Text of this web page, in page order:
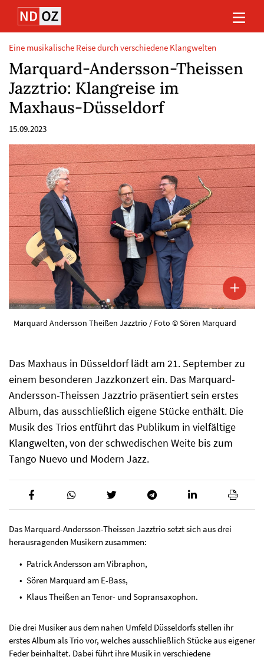
Direkt
Inhalt
(Eingabetaste)
Direkt
Hauptmenu
(Eingabetaste)
Direkt
Suche
(Eingabetaste)
Direkt
Footer
(Eingabetaste)
Eine musikalische Reise durch verschiedene Klangwelten
Marquard-Andersson-Theissen
Jazztrio: Klangreise im
Maxhaus-Düsseldorf
15.09.2023
Marquard Andersson Theißen Jazztrio / Foto © Sören Marquard
Das Maxhaus in Düsseldorf lädt am 21. September zu
einem besonderen Jazzkonzert ein. Das Marquard-
Andersson-Theissen Jazztrio präsentiert sein erstes
Album, das ausschließlich eigene Stücke enthält. Die
Musik des Trios entführt das Publikum in vielfältige
Klangwelten, von der schwedischen Weite bis zum
Tango Nuevo und Modern Jazz.
Das Marquard-Andersson-Theissen Jazztrio setzt sich aus drei
herausragenden Musikern zusammen:
Patrick Andersson am Vibraphon,
Sören Marquard am E-Bass,
Klaus Theißen an Tenor- und Sopransaxophon.
Die drei Musiker aus dem nahen Umfeld Düsseldorfs stellen ihr
erstes Album als Trio vor, welches ausschließlich Stücke aus eigener
Feder beinhaltet. Dabei führt ihre Musik in verschiedene